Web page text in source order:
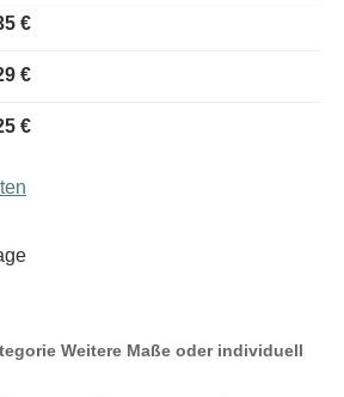
€
€
€
Weitere Maße oder individuell